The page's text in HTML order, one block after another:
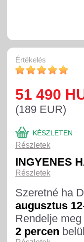
Értékelés
51 490
(189 EUR)
KÉSZLETEN
Részletek
INGYENES
Részletek
Szeretné ha
augusztus
Rendelje
2 percen